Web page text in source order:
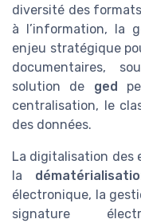
diversité des
à l’information, la
enjeu stratégique
documentaires,
solution de ged
centralisation, le
des données.
La digitalisation des
la
électronique, la
signature